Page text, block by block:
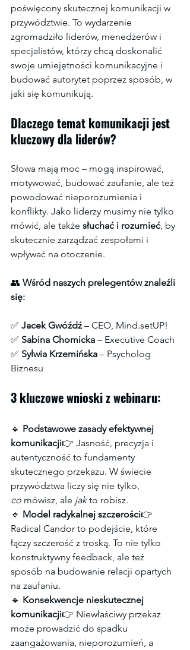
poświęcony skutecznej komunikacji w
przywództwie. To wydarzenie
zgromadziło liderów, menedżerów i
specjalistów, którzy chcą doskonalić
swoje umiejętności komunikacyjne i
budować autorytet poprzez sposób, w
jaki się komunikują.
Dlaczego temat komunikacji jest
kluczowy dla liderów?
Słowa mają moc – mogą inspirować,
motywować, budować zaufanie, ale też
powodować nieporozumienia i
konflikty. Jako liderzy musimy nie tylko
mówić, ale także słuchać i rozumieć , by
skutecznie zarządzać zespołami i
wpływać na otoczenie.
👥 Wśród naszych prelegentów znaleźli
się:
✅ Jacek Gwóźdź – CEO, Mind.setUP!
✅ Sabina Chomicka – Executive Coach
✅ Sylwia Krzemińska – Psycholog
Biznesu
3 kluczowe wnioski z webinaru:
🔹 Podstawowe zasady efektywnej
komunikacji👉 Jasność, precyzja i
autentyczność to fundamenty
skutecznego przekazu. W świecie
przywództwa liczy się nie tylko,
co mówisz, ale jak to robisz.
🔹 Model radykalnej szczerości👉
Radical Candor to podejście, które
łączy szczerość z troską. To nie tylko
konstruktywny feedback, ale też
sposób na budowanie relacji opartych
na zaufaniu.
🔹 Konsekwencje nieskutecznej
komunikacji👉 Niewłaściwy przekaz
może prowadzić do spadku
zaangażowania, nieporozumień, a